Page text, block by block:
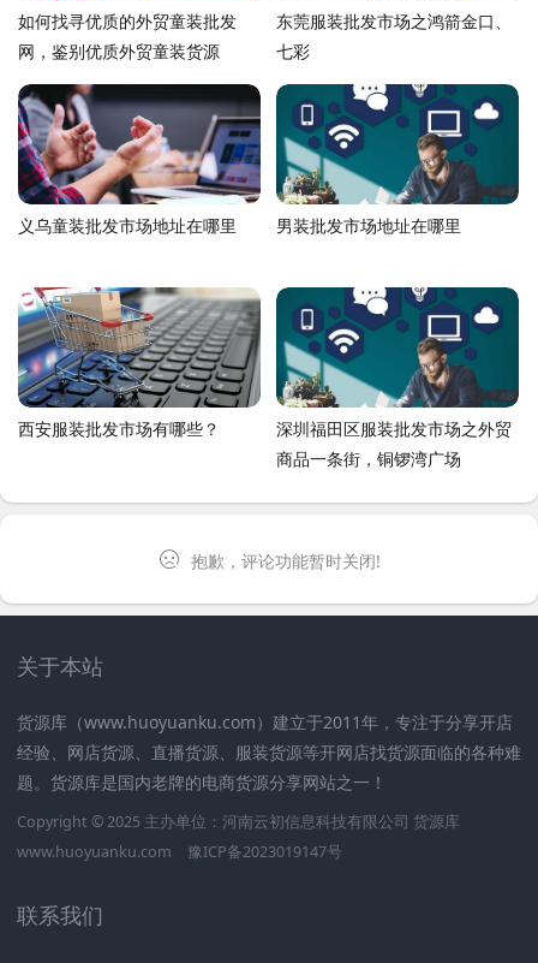
如何找寻优质的外贸童装批发
网，鉴别优质外贸童装货源
东莞服装批发市场之鸿箭金口、
七彩
义乌童装批发市场地址在哪里 男装批发市场地址在哪里
西安服装批发市场有哪些？
深圳福田区服装批发市场之外贸
商品一条街，铜锣湾广场
抱歉，评论功能暂时关闭!
关于本站
货源库（www.huoyuanku.com）建立于2011年，专注于分享开店
经验、网店货源、直播货源、服装货源等开网店找货源面临的各种难
题。货源库是国内老牌的电商货源分享网站之一！
Copyright © 2025 主办单位：河南云初信息科技有限公司 货源库
www.huoyuanku.com
豫ICP备2023019147号
联系我们